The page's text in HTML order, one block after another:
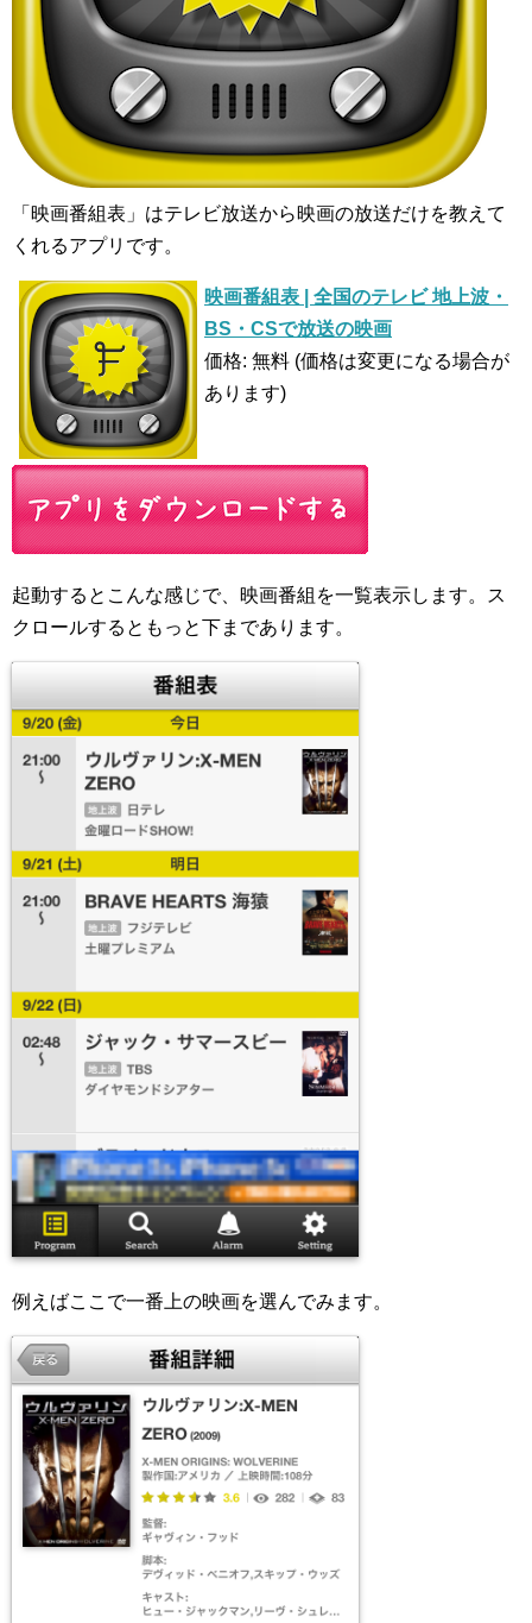
「映画番組表」はテレビ放送から映画の放送だけを教えて
くれるアプリです。
映画番組表 | 全国のテレビ 地上波・
BS・CSで放送の映画
価格: 無料 (価格は変更になる場合が
あります)
起動するとこんな感じで、映画番組を一覧表示します。ス
クロールするともっと下まであります。
例えばここで一番上の映画を選んでみます。